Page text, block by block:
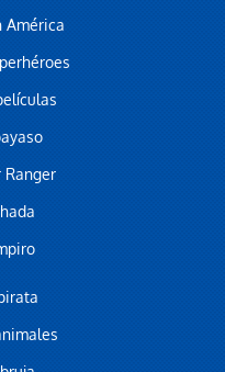
América
Ranger